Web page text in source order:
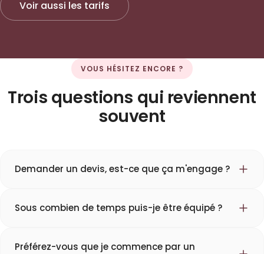
Voir aussi les tarifs
VOUS HÉSITEZ ENCORE ?
Trois questions qui reviennent
souvent
Demander un devis, est-ce que ça m'engage ?
Sous combien de temps puis-je être équipé ?
Préférez-vous que je commence par un